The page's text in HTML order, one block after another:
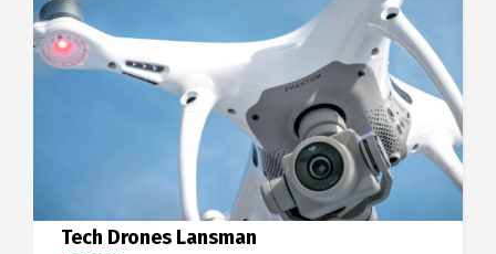
Tech Drones Lansman